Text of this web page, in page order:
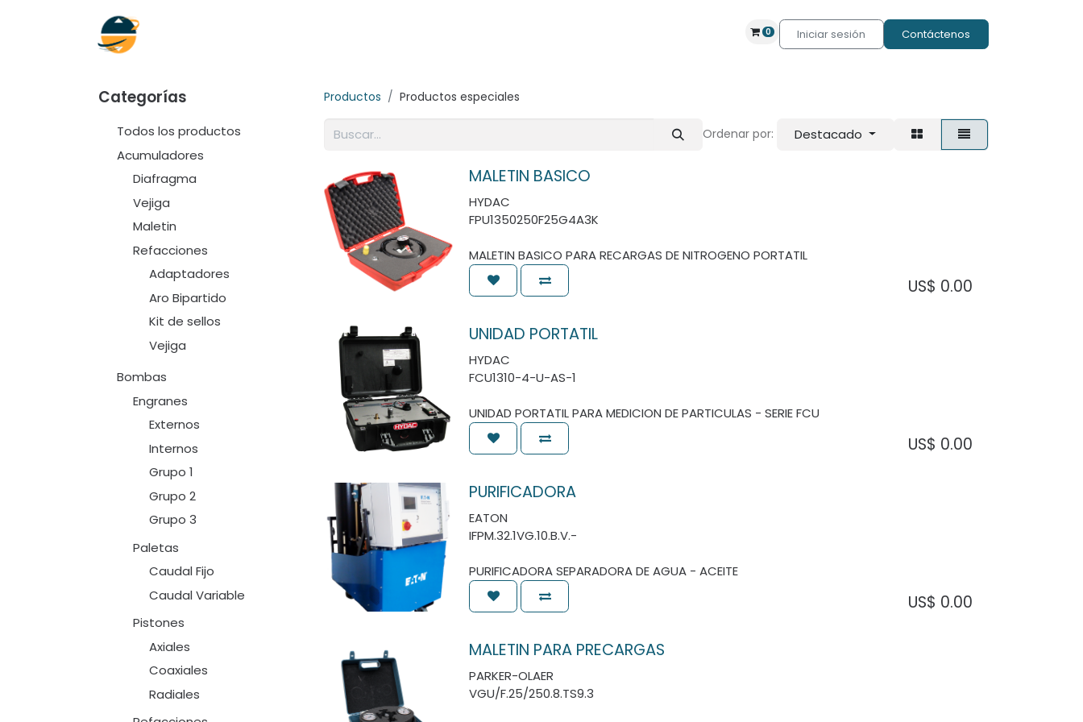
0 Iniciar sesión Contáctenos
Categorías
Todos los productos
Acumuladores
Diafragma
Vejiga
Maletin
Refacciones
Adaptadores
Aro Bipartido
Kit de sellos
Vejiga
Bombas
Engranes
Externos
Internos
Grupo 1
Grupo 2
Grupo 3
Paletas
Caudal Fijo
Caudal Variable
Pistones
Axiales
Coaxiales
Radiales
Productos Productos especiales
Ordenar por: Destacado
MALETIN BASICO
HYDAC
FPU1350250F25G4A3K
MALETIN BASICO PARA RECARGAS DE NITROGENO PORTATIL
US$ 0.00
UNIDAD PORTATIL
HYDAC
FCU1310-4-U-AS-1
UNIDAD PORTATIL PARA MEDICION DE PARTICULAS - SERIE FCU
US$ 0.00
PURIFICADORA
EATON
IFPM.32.1VG.10.B.V.-
PURIFICADORA SEPARADORA DE AGUA - ACEITE
US$ 0.00
MALETIN PARA PRECARGAS
PARKER-OLAER
VGU/F.25/250.8.TS9.3